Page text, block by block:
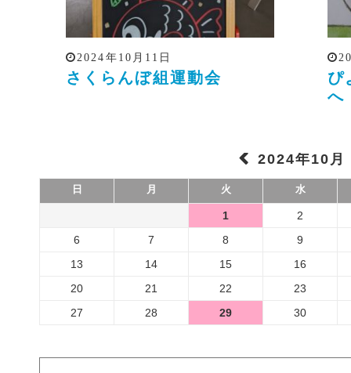
2024年10月11日
さくらんぼ組運動会
ぴ
へ
2024年10月
日 月 火 水
1
2
6
7 8
9
13
14 15
16
20
21 22
23
27
28 29 30